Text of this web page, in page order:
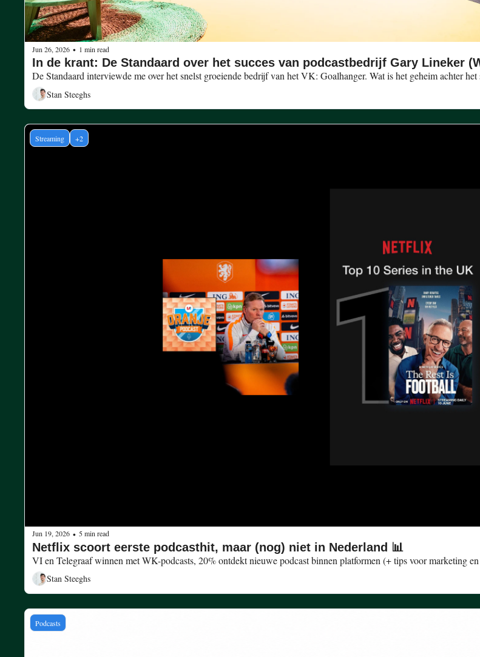
Jun 26, 2026 • 1 min read
In de krant: De Standaard over het succes van podcastbedrijf Gary Lineker
Stan Steeghs
Streaming +2
Jun 19, 2026 • 5 min read
Netflix scoort eerste podcasthit, maar (nog) niet in Nederland 📊
Stan Steeghs
Podcasts